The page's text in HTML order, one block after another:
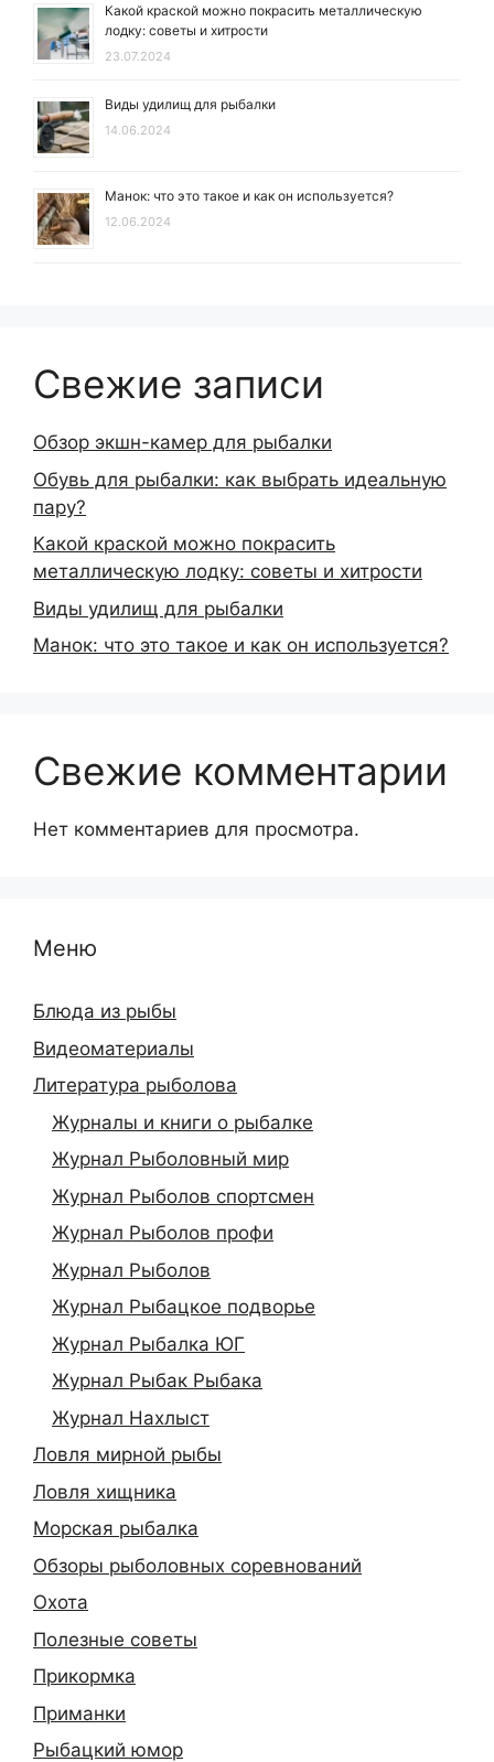
Какой краской можно покрасить металлическую
лодку: советы и хитрости
23.07.2024
Виды удилищ для рыбалки
14.06.2024
Манок: что это такое и как он используется?
12.06.2024
Свежие записи
Обзор экшн-камер для рыбалки
Обувь для рыбалки: как выбрать идеальную
пару?
Какой краской можно покрасить
металлическую лодку: советы и хитрости
Виды удилищ для рыбалки
Манок: что это такое и как он используется?
Свежие комментарии
Нет комментариев для просмотра.
Меню
Блюда из рыбы
Видеоматериалы
Литература рыболова
Журналы и книги о рыбалке
Журнал Рыболовный мир
Журнал Рыболов спортсмен
Журнал Рыболов профи
Журнал Рыболов
Журнал Рыбацкое подворье
Журнал Рыбалка ЮГ
Журнал Рыбак Рыбака
Журнал Нахлыст
Ловля мирной рыбы
Ловля хищника
Морская рыбалка
Обзоры рыболовных соревнований
Охота
Полезные советы
Прикормка
Приманки
Рыбацкий юмор